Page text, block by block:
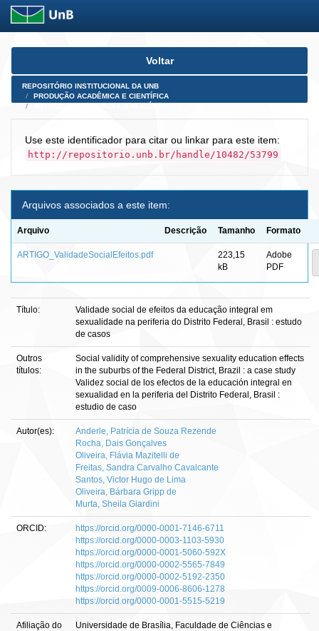
Skip
Voltar
REPOSITÓRIO INSTITUCIONAL DA UNB
PRODUÇÃO ACADÊMICA E CIENTÍFICA
Use este identificador para citar ou linkar para este item:
http://repositorio.unb.br/handle/10482/53799
Arquivos associados a este item:
Arquivo Descrição Tamanho Formato
ARTIGO_ValidadeSocialEfeitos.pdf
223,15
kB
Adobe
PDF
Título:
Validade social de efeitos da educação integral em
sexualidade na periferia do Distrito Federal, Brasil : estudo
de casos
Outros
títulos:
Social validity of comprehensive sexuality education effects
in the suburbs of the Federal District, Brazil : a case study
Validez social de los efectos de la educación integral en
sexualidad en la periferia del Distrito Federal, Brasil :
estudio de caso
Autor(es):
Anderle, Patrícia de Souza Rezende
Rocha, Dais Gonçalves
Oliveira, Flávia Mazitelli de
Freitas, Sandra Carvalho Cavalcante
Santos, Victor Hugo de Lima
Oliveira, Bárbara Gripp de
Murta, Sheila Giardini
ORCID:
https://orcid.org/0000-0001-7146-6711
https://orcid.org/0000-0003-1103-5930
https://orcid.org/0000-0001-5060-592X
https://orcid.org/0000-0002-5565-7849
https://orcid.org/0000-0002-5192-2350
https://orcid.org/0009-0006-8606-1278
https://orcid.org/0000-0001-5515-5219
Afiliação do
Universidade de Brasília, Faculdade de Ciências e